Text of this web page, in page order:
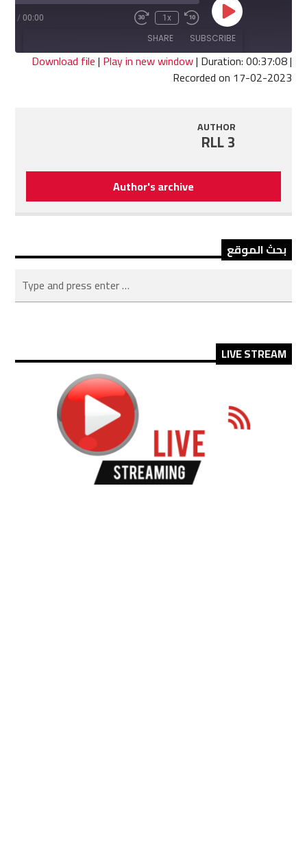
Play
Episode
Rewind
10
Seconds
1x
Fast
seconds
00:00
/
SUBSCRIBE
SHARE
SHARE
Download file| Play in new window| Duration: 00:37:08|
Recorded on 17-02-2023
AUTHOR
RLL 3
Author's archive
بحث الموقع
LIVE STREAM